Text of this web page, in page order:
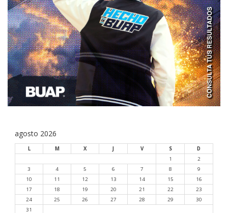
agosto 2026
L M X J V S
D
1
2
3
4 5 6 7 8
9
10
11 12 13 14 15
16
17
18 19 20 21 22
23
24
25 26 27 28 29
30
31